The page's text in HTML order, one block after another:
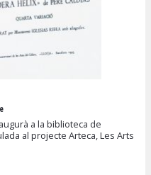
a la biblioteca de
al projecte Arteca, Les Arts